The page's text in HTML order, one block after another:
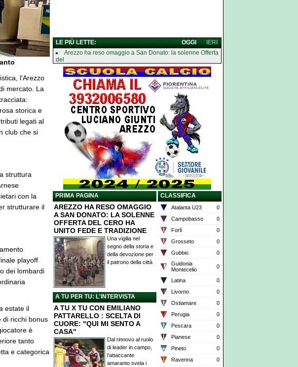
l'Arezzo
mercato. La
storica e
legati al
club che si
struttura
con la
strutturare il
playoff
dei lombardi
estate il
di ricchi bonus
è
tanto
e categorica
LE PIÙ LETTE: IERI
OGGI
Arezzo ha reso omaggio a San Donato: la solenne Offerta
del
PRIMA PAGINA
AREZZO HA RESO OMAGGIO
A SAN DONATO: LA SOLENNE
OFFERTA DEL CERO HA
UNITO FEDE E TRADIZIONE
Una vigilia nel
segno della storia e
della devozione per
il patrono della città
A TU PER TU: L'INTERVISTA
A TU X TU CON EMILIANO
PATTARELLO : SCELTA DI
CUORE: "QUI MI SENTO A
CASA"
Dal rinnovo al ruolo
di leader in campo,
l’attaccante
amaranto svela i
CLASSIFICA
Atalanta U23
0
Campobasso
0
Forlì
0
Grosseto
0
Gubbio
0
Guidonia
Montecelio
0
Latina
0
Livorno
0
Ostiamare
0
Perugia
0
Pescara
0
Pianese
0
Pineto
0
Ravenna
0